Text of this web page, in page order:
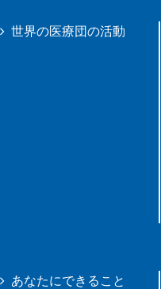
世界の医療団の活動
あなたにできること